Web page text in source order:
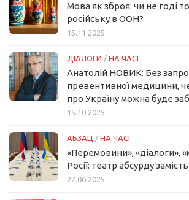
Мова як зброя: чи не годі
російську в ООН?
15.11.2025
ДІАЛОГИ / НА ЧАСІ
Анатолій НОВИК: Без
превентивної медицини,
про Україну можна буде
15.10.2025
АБЗАЦ / НА ЧАСІ
«Перемовини», «діалоги»,
Росії: театр абсурду
22.06.2025